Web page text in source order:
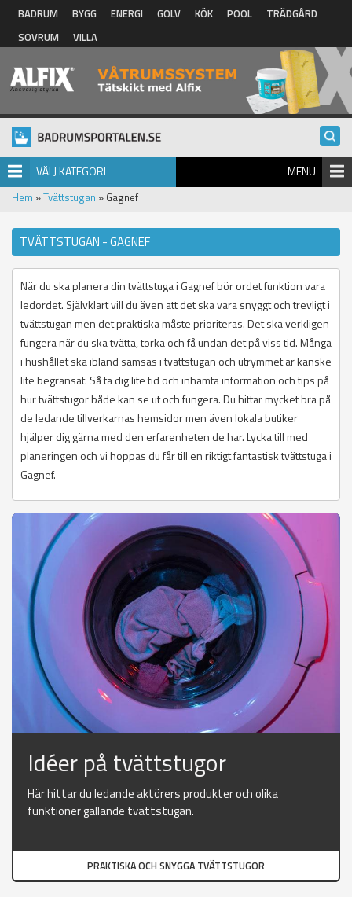
Hoppa till huvudinnehåll
BADRUM BYGG ENERGI GOLV KÖK POOL
TRÄDGÅRD
SOVRUM
VILLA
VÄLJ KATEGORI MENU
Hem »Tvättstugan » Gagnef
TVÄTTSTUGAN - GAGNEF
När du ska planera din tvättstuga i Gagnef bör ordet funktion vara
ledordet. Självklart vill du även att det ska vara snyggt och trevligt i
tvättstugan men det praktiska måste prioriteras. Det ska verkligen
fungera när du ska tvätta, torka och få undan det på viss tid. Många
i hushållet ska ibland samsas i tvättstugan och utrymmet är kanske
lite begränsat. Så ta dig lite tid och inhämta information och tips på
hur tvättstugor både kan se ut och fungera. Du hittar mycket bra på
de ledande tillverkarnas hemsidor men även lokala butiker
hjälper dig gärna med den erfarenheten de har. Lycka till med
planeringen och vi hoppas du får till en riktigt fantastisk tvättstuga i
Gagnef.
Idéer på tvättstugor
Här hittar du ledande aktörers produkter och olika
funktioner gällande tvättstugan.
PRAKTISKA OCH SNYGGA TVÄTTSTUGOR